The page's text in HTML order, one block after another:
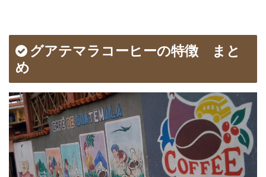
グアテマラコーヒーの特徴 まと
め